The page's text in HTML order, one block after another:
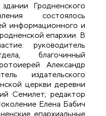
Гродненского
состоялось
информационного и
епархии. В
руководитель
благочинный
Александр
издательского
церкви деревни
Семилет; редактор
Елена Бабич
епархиальные